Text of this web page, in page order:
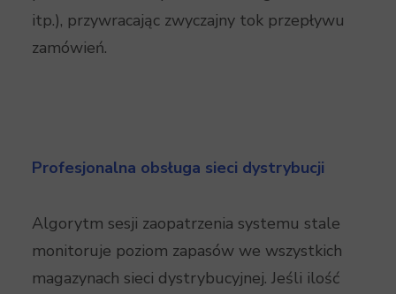
itp.), przywracając zwyczajny tok przepływu
zamówień.
Profesjonalna obsługa sieci dystrybucji
Algorytm sesji zaopatrzenia systemu stale
monitoruje poziom zapasów we wszystkich
magazynach sieci dystrybucyjnej. Jeśli ilość